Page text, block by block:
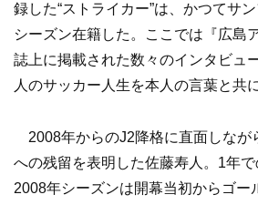
録した“ストライカー”は、かつてサ
シーズン在籍した。ここでは『広島
誌上に掲載された数々のインタビュ
人のサッカー人生を本人の言葉と共
2008年からのJ2降格に直面しなが
への残留を表明した佐藤寿人。1年で
2008年シーズンは開幕当初からゴー